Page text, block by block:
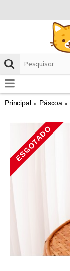
Principal Páscoa
ESGOTADO